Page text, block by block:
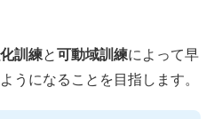
訓練と可動域訓練によって早
うになることを目指します。